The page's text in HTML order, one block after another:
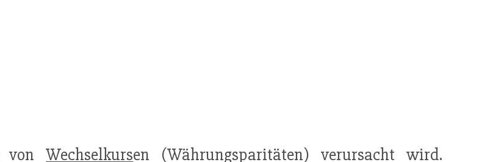
Wechselkursen (Währungsparitäten) verursacht wird.